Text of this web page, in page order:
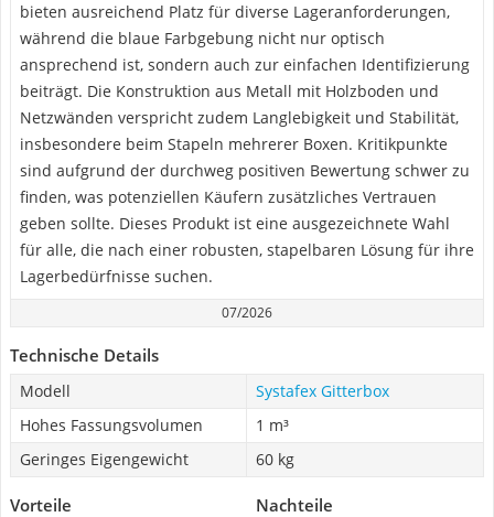
bieten ausreichend Platz für diverse Lageranforderungen,
während die blaue Farbgebung nicht nur optisch
ansprechend ist, sondern auch zur einfachen Identifizierung
beiträgt. Die Konstruktion aus Metall mit Holzboden und
Netzwänden verspricht zudem Langlebigkeit und Stabilität,
insbesondere beim Stapeln mehrerer Boxen. Kritikpunkte
sind aufgrund der durchweg positiven Bewertung schwer zu
finden, was potenziellen Käufern zusätzliches Vertrauen
geben sollte. Dieses Produkt ist eine ausgezeichnete Wahl
für alle, die nach einer robusten, stapelbaren Lösung für ihre
Lagerbedürfnisse suchen.
07/2026
Technische Details
Modell
Systafex Gitterbox
Hohes Fassungsvolumen
1 m³
Geringes Eigengewicht
60 kg
Vorteile Nachteile